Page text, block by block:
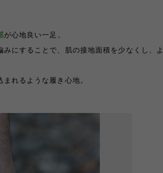
が心地良い一足。
にすることで、肌の接地面積を少なくし、
れるような履き心地。